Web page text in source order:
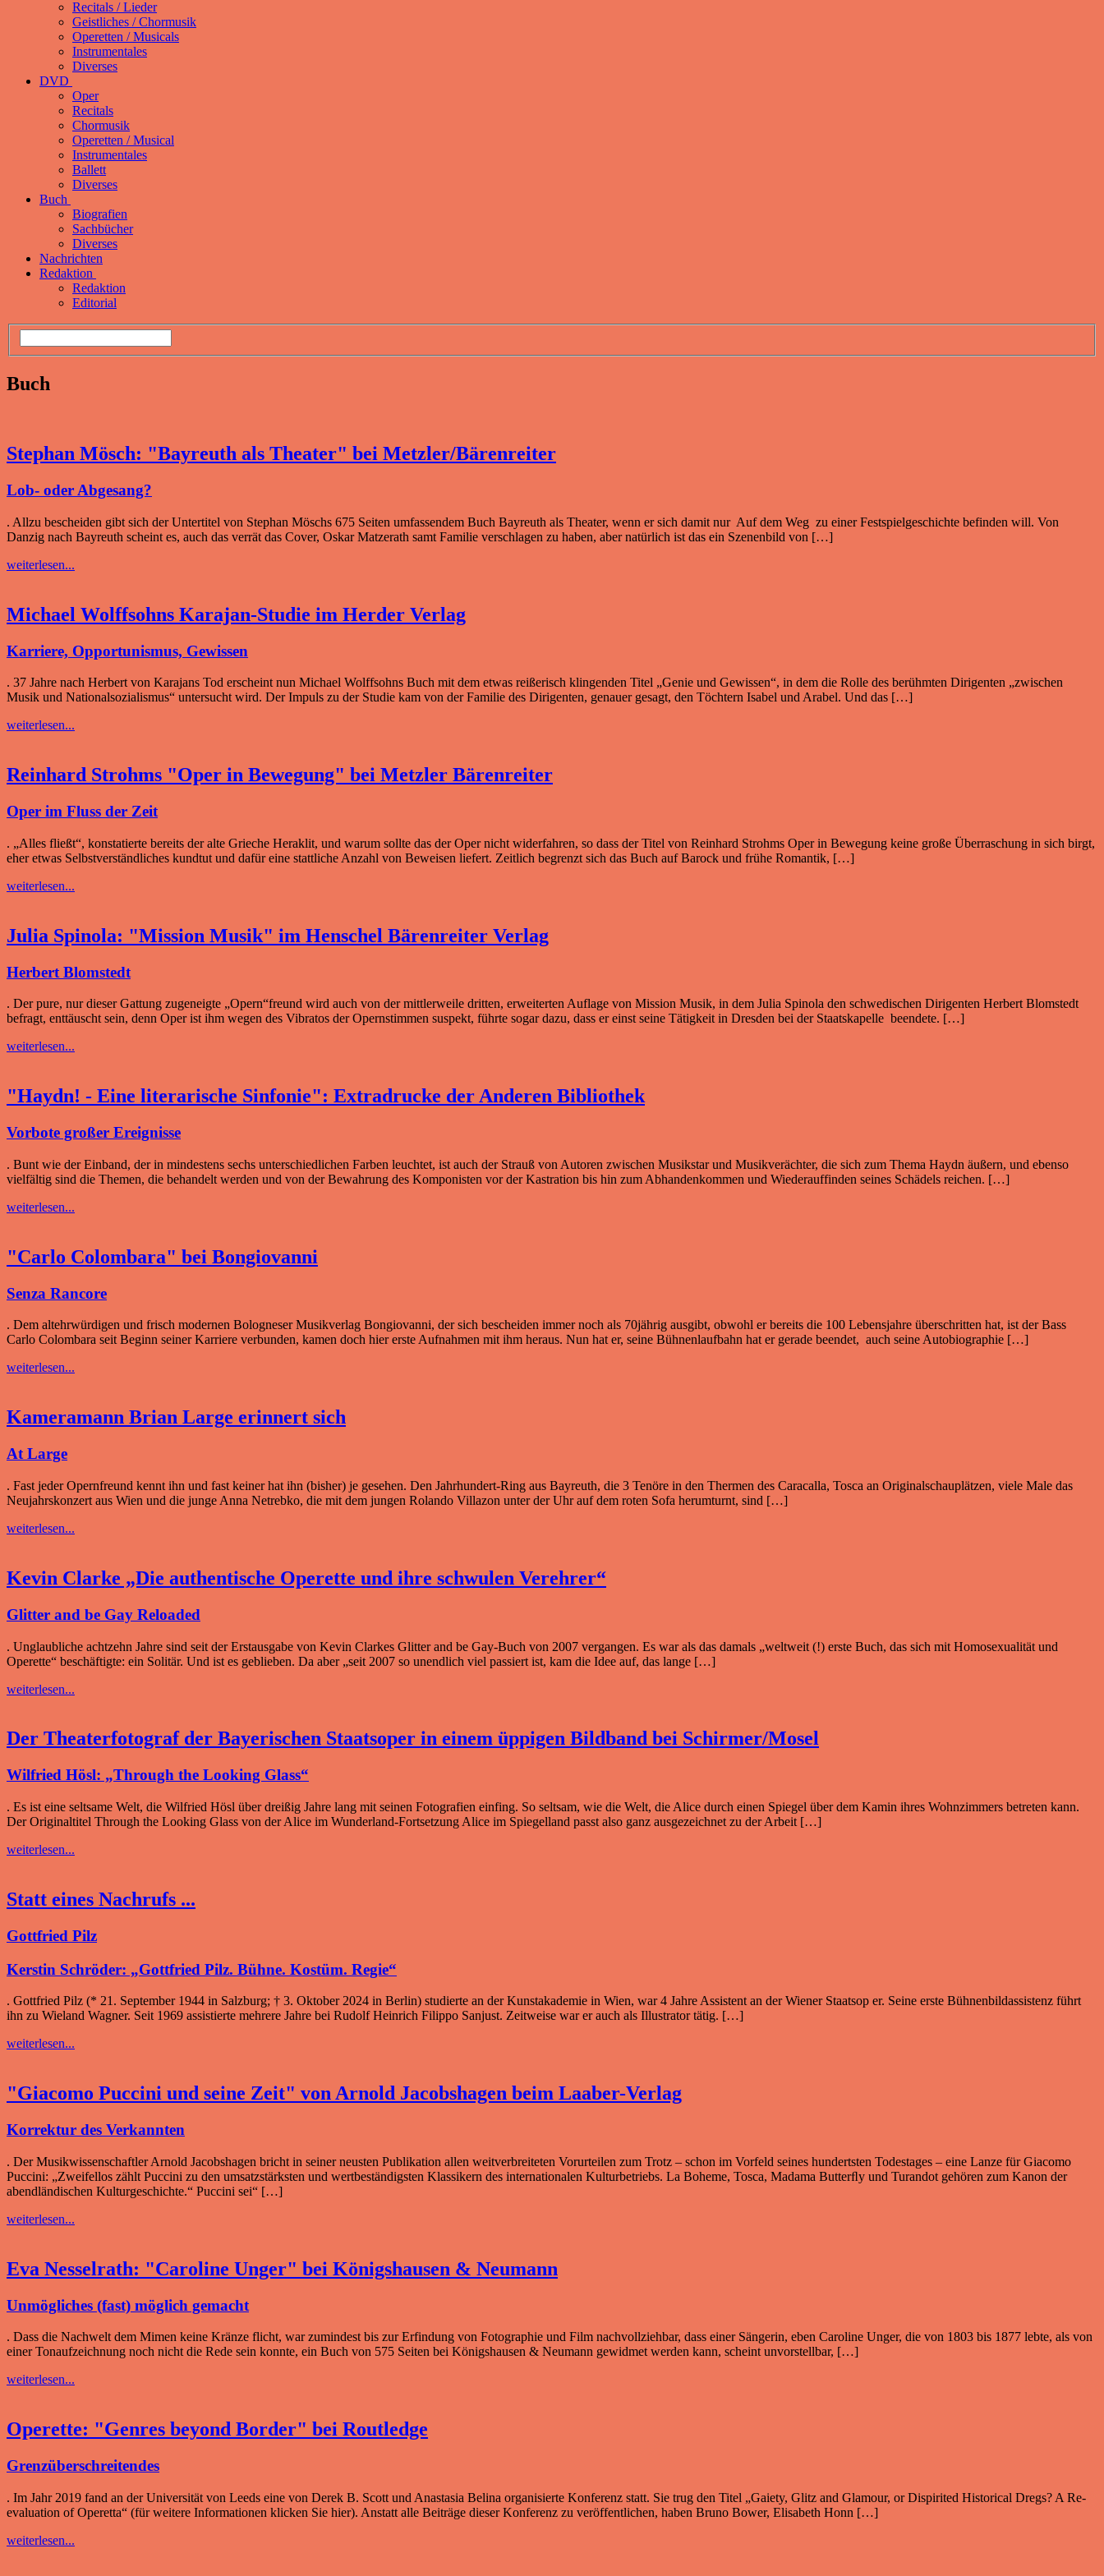
Recitals / Lieder
Geistliches / Chormusik
Operetten / Musicals
Instrumentales
Diverses
DVD
Oper
Recitals
Chormusik
Operetten / Musical
Instrumentales
Ballett
Diverses
Buch
Biografien
Sachbücher
Diverses
Nachrichten
Redaktion
Redaktion
Editorial
Buch
Stephan Mösch: "Bayreuth als Theater" bei Metzler/Bärenreiter
Lob- oder Abgesang?
. Allzu bescheiden gibt sich der Untertitel von Stephan Möschs 675 Seiten umfassendem Buch Bayreuth als Theater, wenn er sich damit nur Auf dem Weg zu einer Festspielgeschichte befinden will. Von
Danzig nach Bayreuth scheint es, auch das verrät das Cover, Oskar Matzerath samt Familie verschlagen zu haben, aber natürlich ist das ein Szenenbild von […]
weiterlesen...
Michael Wolffsohns Karajan-Studie im Herder Verlag
Karriere, Opportunismus, Gewissen
. 37 Jahre nach Herbert von Karajans Tod erscheint nun Michael Wolffsohns Buch mit dem etwas reißerisch klingenden Titel „Genie und Gewissen“, in dem die Rolle des berühmten Dirigenten „zwischen
Musik und Nationalsozialismus“ untersucht wird. Der Impuls zu der Studie kam von der Familie des Dirigenten, genauer gesagt, den Töchtern Isabel und Arabel. Und das […]
weiterlesen...
Reinhard Strohms "Oper in Bewegung" bei Metzler Bärenreiter
Oper im Fluss der Zeit
. „Alles fließt“, konstatierte bereits der alte Grieche Heraklit, und warum sollte das der Oper nicht widerfahren, so dass der Titel von Reinhard Strohms Oper in Bewegung keine große Überraschung in sich birgt,
eher etwas Selbstverständliches kundtut und dafür eine stattliche Anzahl von Beweisen liefert. Zeitlich begrenzt sich das Buch auf Barock und frühe Romantik, […]
weiterlesen...
Julia Spinola: "Mission Musik" im Henschel Bärenreiter Verlag
Herbert Blomstedt
. Der pure, nur dieser Gattung zugeneigte „Opern“freund wird auch von der mittlerweile dritten, erweiterten Auflage von Mission Musik, in dem Julia Spinola den schwedischen Dirigenten Herbert Blomstedt
befragt, enttäuscht sein, denn Oper ist ihm wegen des Vibratos der Opernstimmen suspekt, führte sogar dazu, dass er einst seine Tätigkeit in Dresden bei der Staatskapelle beendete. […]
weiterlesen...
"Haydn! - Eine literarische Sinfonie": Extradrucke der Anderen Bibliothek
Vorbote großer Ereignisse
. Bunt wie der Einband, der in mindestens sechs unterschiedlichen Farben leuchtet, ist auch der Strauß von Autoren zwischen Musikstar und Musikverächter, die sich zum Thema Haydn äußern, und ebenso
vielfältig sind die Themen, die behandelt werden und von der Bewahrung des Komponisten vor der Kastration bis hin zum Abhandenkommen und Wiederauffinden seines Schädels reichen. […]
weiterlesen...
"Carlo Colombara" bei Bongiovanni
Senza Rancore
. Dem altehrwürdigen und frisch modernen Bologneser Musikverlag Bongiovanni, der sich bescheiden immer noch als 70jährig ausgibt, obwohl er bereits die 100 Lebensjahre überschritten hat, ist der Bass
Carlo Colombara seit Beginn seiner Karriere verbunden, kamen doch hier erste Aufnahmen mit ihm heraus. Nun hat er, seine Bühnenlaufbahn hat er gerade beendet, auch seine Autobiographie […]
weiterlesen...
Kameramann Brian Large erinnert sich
At Large
. Fast jeder Opernfreund kennt ihn und fast keiner hat ihn (bisher) je gesehen. Den Jahrhundert-Ring aus Bayreuth, die 3 Tenöre in den Thermen des Caracalla, Tosca an Originalschauplätzen, viele Male das
Neujahrskonzert aus Wien und die junge Anna Netrebko, die mit dem jungen Rolando Villazon unter der Uhr auf dem roten Sofa herumturnt, sind […]
weiterlesen...
Kevin Clarke „Die authentische Operette und ihre schwulen Verehrer“
Glitter and be Gay Reloaded
. Unglaubliche achtzehn Jahre sind seit der Erstausgabe von Kevin Clarkes Glitter and be Gay-Buch von 2007 vergangen. Es war als das damals „weltweit (!) erste Buch, das sich mit Homosexualität und
Operette“ beschäftigte: ein Solitär. Und ist es geblieben. Da aber „seit 2007 so unendlich viel passiert ist, kam die Idee auf, das lange […]
weiterlesen...
Der Theaterfotograf der Bayerischen Staatsoper in einem üppigen Bildband bei Schirmer/Mosel
Wilfried Hösl: „Through the Looking Glass“
. Es ist eine seltsame Welt, die Wilfried Hösl über dreißig Jahre lang mit seinen Fotografien einfing. So seltsam, wie die Welt, die Alice durch einen Spiegel über dem Kamin ihres Wohnzimmers betreten kann.
Der Originaltitel Through the Looking Glass von der Alice im Wunderland-Fortsetzung Alice im Spiegelland passt also ganz ausgezeichnet zu der Arbeit […]
weiterlesen...
Statt eines Nachrufs ...
Gottfried Pilz
Kerstin Schröder: „Gottfried Pilz. Bühne. Kostüm. Regie“
. Gottfried Pilz (* 21. September 1944 in Salzburg; † 3. Oktober 2024 in Berlin) studierte an der Kunstakademie in Wien, war 4 Jahre Assistent an der Wiener Staats­­op er. Seine erste Bühnenbildassistenz führt
ihn zu Wieland Wagner. Seit 1969 assi­stierte mehrere Jahre bei Rudolf Heinrich Filippo Sanjust. Zeitweise war er auch als Illustrator tätig. […]
weiterlesen...
"Giacomo Puccini und seine Zeit" von Arnold Jacobshagen beim Laaber-Verlag
Korrektur des Verkannten
. Der Musikwissenschaftler Arnold Jacobshagen bricht in seiner neusten Publikation allen weitverbreiteten Vorurteilen zum Trotz – schon im Vorfeld seines hundertsten Todestages – eine Lanze für Giacomo
Puccini: „Zweifellos zählt Puccini zu den umsatzstärksten und wertbeständigsten Klassikern des internationalen Kulturbetriebs. La Boheme, Tosca, Madama Butterﬂy und Turandot gehören zum Kanon der
abendländischen Kulturgeschichte.“ Puccini sei“ […]
weiterlesen...
Eva Nesselrath: "Caroline Unger" bei Königshausen & Neumann
Unmögliches (fast) möglich gemacht
. Dass die Nachwelt dem Mimen keine Kränze flicht, war zumindest bis zur Erfindung von Fotographie und Film nachvollziehbar, dass einer Sängerin, eben Caroline Unger, die von 1803 bis 1877 lebte, als von
einer Tonaufzeichnung noch nicht die Rede sein konnte, ein Buch von 575 Seiten bei Königshausen & Neumann gewidmet werden kann, scheint unvorstellbar, […]
weiterlesen...
Operette: "Genres beyond Border" bei Routledge
Grenzüberschreitendes
. Im Jahr 2019 fand an der Universität von Leeds eine von Derek B. Scott und Anastasia Belina organisierte Konferenz statt. Sie trug den Titel „Gaiety, Glitz and Glamour, or Dispirited Historical Dregs? A Re-
evaluation of Operetta“ (für weitere Informationen klicken Sie hier). Anstatt alle Beiträge dieser Konferenz zu veröffentlichen, haben Bruno Bower, Elisabeth Honn […]
weiterlesen...